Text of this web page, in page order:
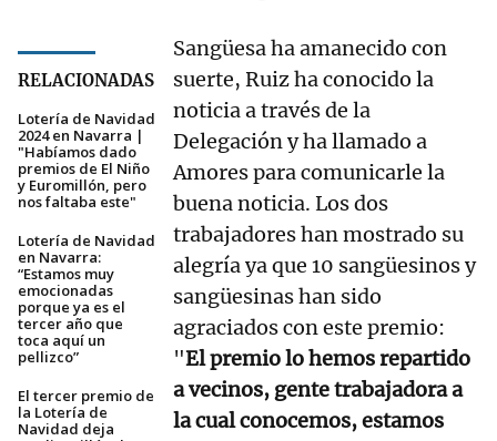
RELACIONADAS
Lotería de Navidad
2024 en Navarra |
"Habíamos dado
premios de El Niño
y Euromillón, pero
nos faltaba este"
Lotería de Navidad
en Navarra:
“Estamos muy
emocionadas
porque ya es el
tercer año que
toca aquí un
pellizco”
El tercer premio de
la Lotería de
Navidad deja
Sangüesa ha amanecido con
suerte, Ruiz ha conocido la
noticia a través de la
Delegación y ha llamado a
Amores para comunicarle la
buena noticia. Los dos
trabajadores han mostrado su
alegría ya que 10 sangüesinos y
sangüesinas han sido
agraciados con este premio:
"El premio lo hemos repartido
a vecinos, gente trabajadora a
la cual conocemos, estamos